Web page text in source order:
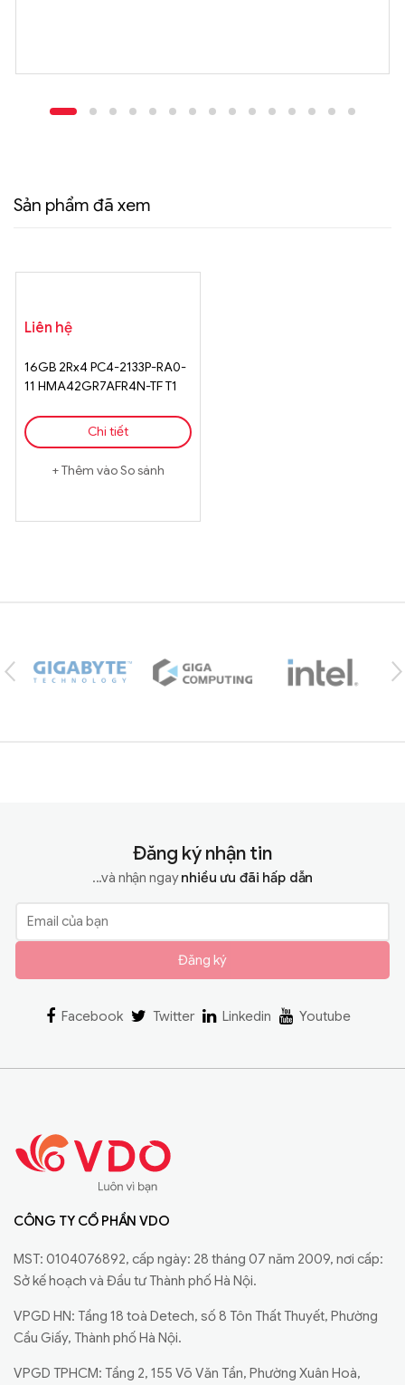
Sản phẩm đã xem
Liên hệ
16GB 2Rx4 PC4-2133P-RA0-
11 HMA42GR7AFR4N-TF T1
Chi tiết
Thêm vào So sánh
Đăng ký nhận tin
...và nhận ngaynhiều ưu đãi hấp dẫn
Đăng ký
Facebook Twitter Linkedin Youtube
CÔNG TY CỔ PHẦN VDO
MST: 0104076892, cấp ngày: 28 tháng 07 năm 2009, nơi cấp:
Sở kế hoạch và Đầu tư Thành phố Hà Nội.
VPGD HN: Tầng 18 toà Detech, số 8 Tôn Thất Thuyết, Phường
Cầu Giấy, Thành phố Hà Nội.
VPGD TPHCM: Tầng 2, 155 Võ Văn Tần, Phường Xuân Hoà,